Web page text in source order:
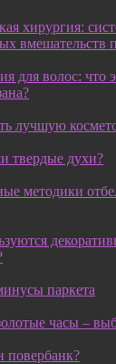
хирургия:
вмешательств
для волос: что
лучшую
твердые духи?
методики
паркета
часы –
повербанк?